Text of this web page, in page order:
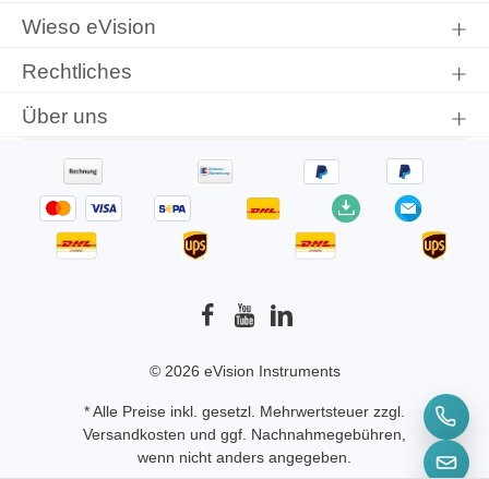
Wieso eVision
Rechtliches
Über uns
© 2026 eVision Instruments
* Alle Preise inkl. gesetzl. Mehrwertsteuer zzgl.
Versandkosten und ggf. Nachnahmegebühren,
wenn nicht anders angegeben.